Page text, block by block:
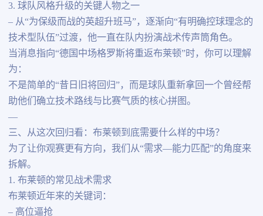
3. 球队风格升级的关键人物之一
– 从“为保级而战的英超升班马”，逐渐向“有明确控球理念的
技术型队伍”过渡，他一直在队内扮演战术传声筒角色。
当消息指向“德国中场格罗斯将重返布莱顿”时，你可以理解
为：
不是简单的“昔日旧将回归”，而是球队重新拿回一个曾经帮
助他们确立技术路线与比赛气质的核心拼图。
—
三、从这次回归看：布莱顿到底需要什么样的中场？
为了让你观赛更有方向，我们从“需求—能力匹配”的角度来
拆解。
1. 布莱顿的常见战术需求
布莱顿近年来的关键词：
– 高位逼抢